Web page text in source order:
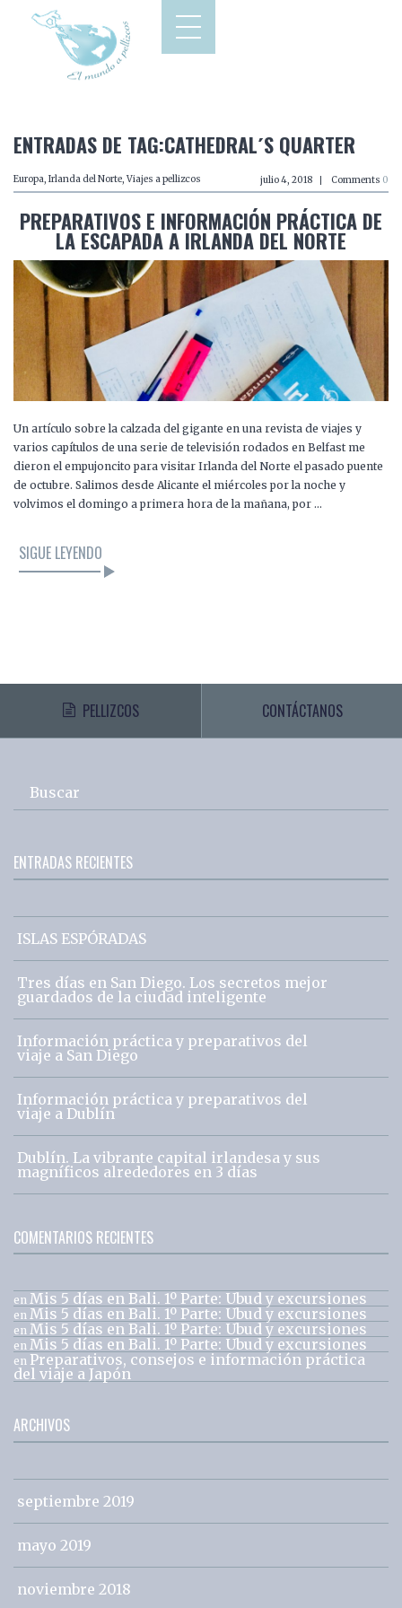
ENTRADAS DE TAG:CATHEDRAL´S QUARTER
Europa, Irlanda del Norte, Viajes a pellizcos julio 4, 2018 Comments 0
PREPARATIVOS E INFORMACIÓN PRÁCTICA DE
LA ESCAPADA A IRLANDA DEL NORTE
Un artículo sobre la calzada del gigante en una revista de viajes y
varios capítulos de una serie de televisión rodados en Belfast me
dieron el empujoncito para visitar Irlanda del Norte el pasado puente
de octubre. Salimos desde Alicante el miércoles por la noche y
volvimos el domingo a primera hora de la mañana, por …
SIGUE LEYENDO
PELLIZCOS CONTÁCTANOS
Buscar
ENTRADAS RECIENTES
ISLAS ESPÓRADAS
Tres días en San Diego. Los secretos mejor
guardados de la ciudad inteligente
Información práctica y preparativos del
viaje a San Diego
Información práctica y preparativos del
viaje a Dublín
Dublín. La vibrante capital irlandesa y sus
magníficos alrededores en 3 días
COMENTARIOS RECIENTES
en Mis 5 días en Bali. 1º Parte: Ubud y excursiones
en Mis 5 días en Bali. 1º Parte: Ubud y excursiones
en Mis 5 días en Bali. 1º Parte: Ubud y excursiones
en Mis 5 días en Bali. 1º Parte: Ubud y excursiones
en Preparativos, consejos e información práctica
del viaje a Japón
ARCHIVOS
septiembre 2019
mayo 2019
noviembre 2018